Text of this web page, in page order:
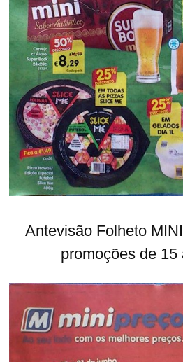
Antevisão Folheto
promoções de 15